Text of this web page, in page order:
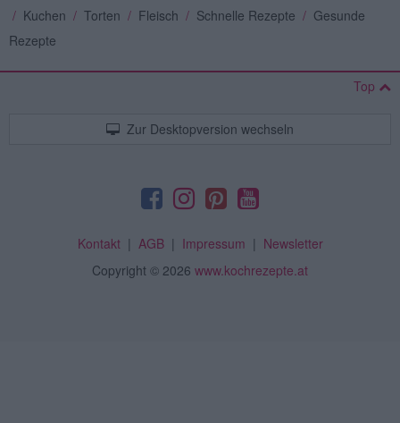
/ Kuchen / Torten / Fleisch / Schnelle Rezepte / Gesunde
Rezepte
Top
Zur Desktopversion wechseln
Kontakt| AGB| Impressum | Newsletter
Copyright © 2026 www.kochrezepte.at